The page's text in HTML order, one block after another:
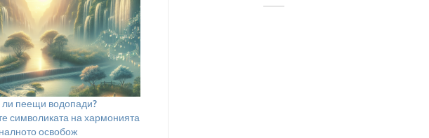
пеещи водопади?
символиката на хармонията
освобож